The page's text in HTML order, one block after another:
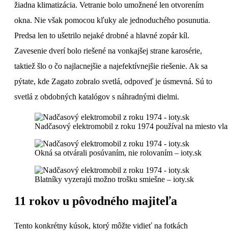
žiadna klimatizácia. Vetranie bolo umožnené len otvorením
okna. Nie však pomocou kľuky ale jednoduchého posunutia.
Predsa len to ušetrilo nejaké drobné a hlavné zopár kíl.
Zavesenie dverí bolo riešené na vonkajšej strane karosérie,
taktiež šlo o čo najlacnejšie a najefektívnejšie riešenie. Ak sa
pýtate, kde Zagato zobralo svetlá, odpoveď je úsmevná. Sú to
svetlá z obdobných katalógov s náhradnými dielmi.
Nadčasový elektromobil z roku 1974 používal na miesto
Okná sa otvárali posúvaním, nie rolovaním – ioty.sk
Blatníky vyzerajú možno trošku smiešne – ioty.sk
11 rokov u pôvodného majiteľa
Tento konkrétny kúsok, ktorý môžte vidieť na fotkách